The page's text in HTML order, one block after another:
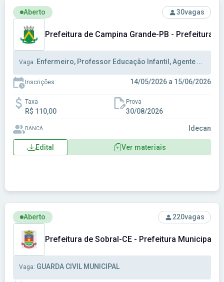
Ver concurso: Prefeitura de Campina Grande-PB -
Aberto 30vagas
Prefeitura de Campina Grande-PB - Prefeitura
Vaga: Enfermeiro, Professor Educação Infantil, Agente Administrativo
Inscrições: 14/05/2026 a 15/06/2026
Taxa
R$ 110,00
Prova
30/08/2026
BANCA Idecan
Edital Ver materiais
Ver concurso: Prefeitura de Sobral-CE - Prefeitura
Aberto 220vagas
Prefeitura de Sobral-CE - Prefeitura Municipal
Vaga: GUARDA CIVIL MUNICIPAL